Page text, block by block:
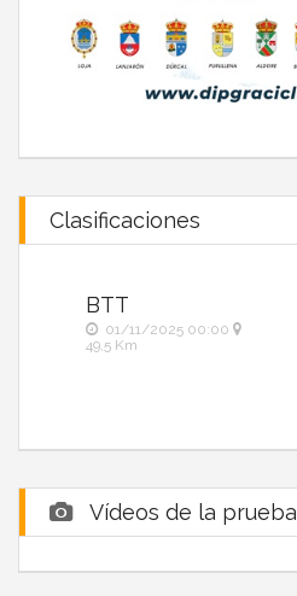
Clasificaciones
BTT
01/11/2025 00:00
49,5 Km
Vídeos de la prueba